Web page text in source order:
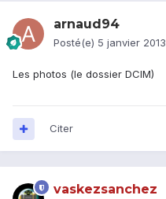
arnaud94
Posté(e) 5 janvier 2013
Les photos (le dossier DCIM)
Citer
vaskezsanchez